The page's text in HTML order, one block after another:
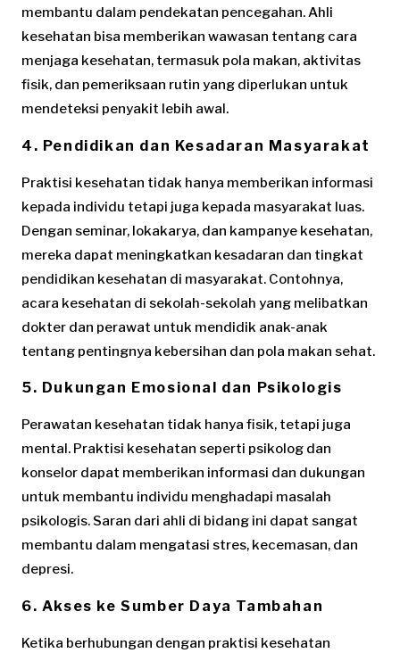
membantu dalam pendekatan pencegahan. Ahli
kesehatan bisa memberikan wawasan tentang cara
menjaga kesehatan, termasuk pola makan, aktivitas
fisik, dan pemeriksaan rutin yang diperlukan untuk
mendeteksi penyakit lebih awal.
4. Pendidikan dan Kesadaran Masyarakat
Praktisi kesehatan tidak hanya memberikan informasi
kepada individu tetapi juga kepada masyarakat luas.
Dengan seminar, lokakarya, dan kampanye kesehatan,
mereka dapat meningkatkan kesadaran dan tingkat
pendidikan kesehatan di masyarakat. Contohnya,
acara kesehatan di sekolah-sekolah yang melibatkan
dokter dan perawat untuk mendidik anak-anak
tentang pentingnya kebersihan dan pola makan sehat.
5. Dukungan Emosional dan Psikologis
Perawatan kesehatan tidak hanya fisik, tetapi juga
mental. Praktisi kesehatan seperti psikolog dan
konselor dapat memberikan informasi dan dukungan
untuk membantu individu menghadapi masalah
psikologis. Saran dari ahli di bidang ini dapat sangat
membantu dalam mengatasi stres, kecemasan, dan
depresi.
6. Akses ke Sumber Daya Tambahan
Ketika berhubungan dengan praktisi kesehatan